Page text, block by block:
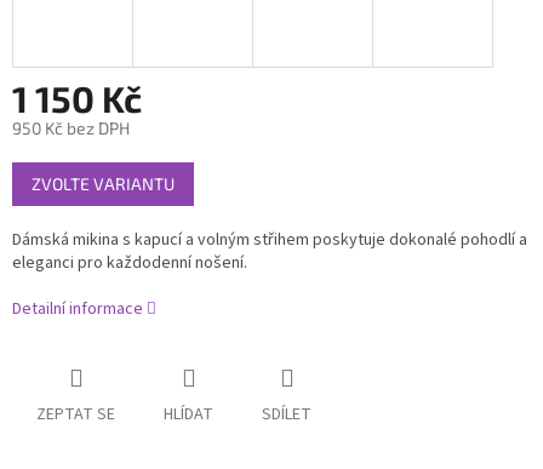
1 150 Kč
950 Kč bez DPH
Měrná
cena:
ZVOLTE VARIANTU
Dámská mikina s kapucí a volným střihem poskytuje dokonalé pohodlí a
eleganci pro každodenní nošení.
Detailní informace
ZEPTAT SE HLÍDAT SDÍLET